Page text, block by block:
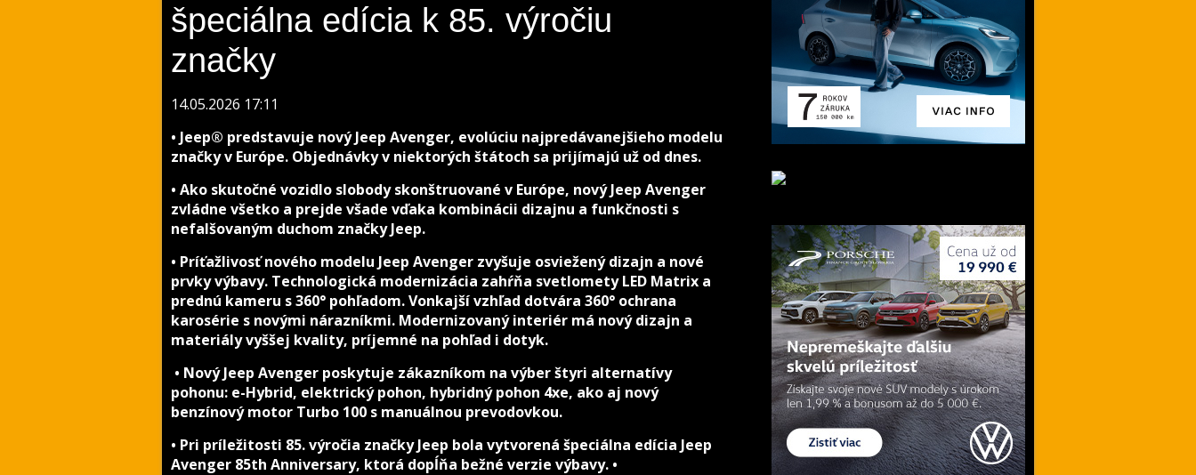
špeciálna edícia k 85. výročiu
značky
14.05.2026 17:11
• Jeep® predstavuje nový Jeep Avenger, evolúciu najpredávanejšieho modelu
značky v Európe. Objednávky v niektorých štátoch sa prijímajú už od dnes.
• Ako skutočné vozidlo slobody skonštruované v Európe, nový Jeep Avenger
zvládne všetko a prejde všade vďaka kombinácii dizajnu a funkčnosti s
nefalšovaným duchom značky Jeep.
• Príťažlivosť nového modelu Jeep Avenger zvyšuje osviežený dizajn a nové
prvky výbavy. Technologická modernizácia zahŕňa svetlomety LED Matrix a
prednú kameru s 360° pohľadom. Vonkajší vzhľad dotvára 360° ochrana
karosérie s novými nárazníkmi. Modernizovaný interiér má nový dizajn a
materiály vyššej kvality, príjemné na pohľad i dotyk.
• Nový Jeep Avenger poskytuje zákazníkom na výber štyri alternatívy
pohonu: e-Hybrid, elektrický pohon, hybridný pohon 4xe, ako aj nový
benzínový motor Turbo 100 s manuálnou prevodovkou.
• Pri príležitosti 85. výročia značky Jeep bola vytvorená špeciálna edícia Jeep
Avenger 85th Anniversary, ktorá dopĺňa bežné verzie výbavy. •